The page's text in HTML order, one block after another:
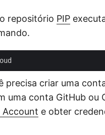
repositório PIP
precisa criar uma
uma conta GitHub ou
Account e obter